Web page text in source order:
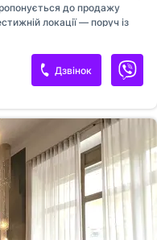
до продажу
локації — поруч із
підходить для бізнесу з
планування: - 3 окремі
та переговорну) - кухня /
- високі стелі Антресоль
- архів або серверна -
для бізнесу: - можливість
Дзвінок